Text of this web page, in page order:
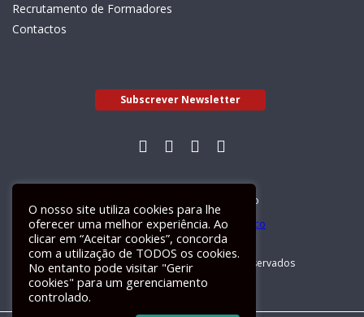
Recrutamento de Formadores
Contactos
Subscrever Newsletter
Livro de Reclamações Electrónico
GALILEU 2026 © Todos os direitos reservados
O nosso site utiliza cookies para lhe
oferecer uma melhor experiência. Ao
clicar em “Aceitar cookies”, concorda
com a utilização de TODOS os cookies.
No entanto pode visitar "Gerir
cookies" para um gerenciamento
controlado.